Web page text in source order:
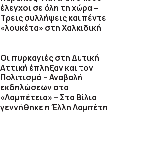
έλεγχοι σε όλη τη χώρα –
Τρεις συλλήψεις και πέντε
«λουκέτα» στη Χαλκιδική
Οι πυρκαγιές στη Δυτική
Αττική έπληξαν και τον
Πολιτισμό – Αναβολή
εκδηλώσεων στα
«Λαμπέτεια» – Στα Βίλια
γεννήθηκε η Έλλη Λαμπέτη